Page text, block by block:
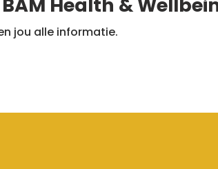
jou alle informatie.